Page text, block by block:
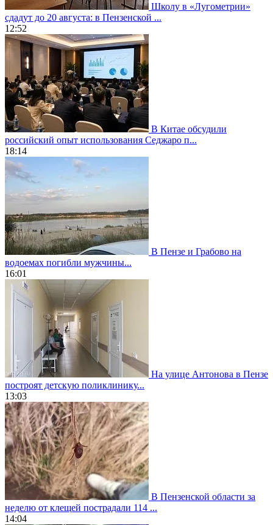
Школу в «Лугометрии»
сдадут до 20 августа: в Пензенской ...
12:52
В Китае обсудили
российский опыт использования Седжаро п...
18:14
В Пензе и Грабово на
водоемах погибли мужчины...
16:01
На улице Антонова в Пензе
построят детскую поликлинику...
13:03
В Пензенской области за
неделю от клещей пострадали 114 ...
14:04